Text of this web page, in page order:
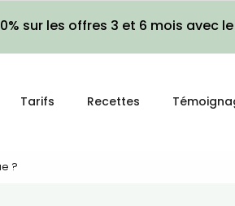
sur les offres 3 et 6 mois avec
Tarifs Recettes
?